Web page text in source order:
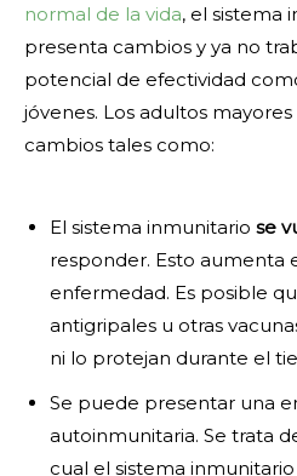
normal de la vida, el sistema
presenta cambios y ya no
potencial de efectividad
jóvenes. Los adultos
cambios tales como:
El sistema inmunitario se
responder. Esto aumenta
enfermedad. Es posible
antigripales u otras
ni lo protejan durante el
Se puede presentar una
autoinmunitaria. Se trata
cual el sistema